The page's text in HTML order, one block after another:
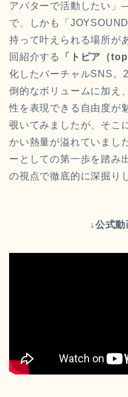
アバターで活動したい
で、しかも「
持って叶えられる場所が
回紹介する
「トピア（
化したバーチャルSNS。
倒的なボリュームに加え
性を表現できる自由度が
覗いてみましたが、そこ
かい熱量が溢れていまし
ーとしての第一歩を踏み
の視点で徹底的に深掘り
↓公式